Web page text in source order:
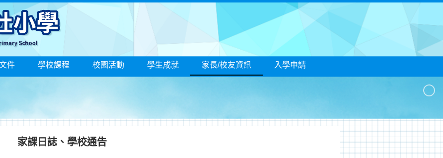
件 學校課程 校園活動 學生成就 家長/校友資訊 入學申請
家課日誌、學校通告